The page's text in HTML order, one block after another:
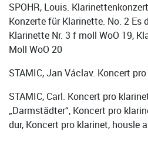
SPOHR, Louis.
Konzerte für Klarinette. No. 2 Es
Klarinette Nr. 3 f moll WoO 19,
Moll WoO 20
STAMIC, Jan Václav. Koncert
STAMIC, Carl. Koncert pro
„Darmstädter“, Koncert pro
dur, Koncert pro klarinet, housle